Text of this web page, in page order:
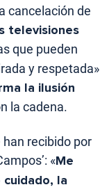
cancelación de
televisiones
que pueden
y respetada»
la ilusión
la cadena.
han recibido por
«Me
la